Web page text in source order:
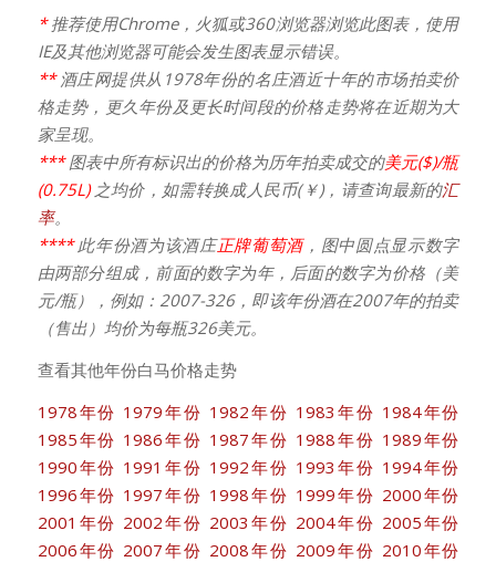
*推荐使用Chrome，火狐或360浏览器浏览此图表，使用
IE及其他浏览器可能会发生图表显示错误。
** 酒庄网提供从1978年份的名庄酒近十年的市场拍卖价
格走势，更久年份及更长时间段的价格走势将在近期为大
家呈现。
***图表中所有标识出的价格为历年拍卖成交的美元($)/瓶
(0.75L)之均价，如需转换成人民币(￥)，请查询最新的汇
率。
****此年份酒为该酒庄正牌葡萄酒，图中圆点显示数字
由两部分组成，前面的数字为年，后面的数字为价格（美
元/瓶），例如：2007-326，即该年份酒在2007年的拍卖
（售出）均价为每瓶326美元。
查看其他年份白马价格走势
1978年份 1979年份 1982年份 1983年份 1984年份
1985年份 1986年份 1987年份 1988年份 1989年份
1990年份 1991年份 1992年份 1993年份 1994年份
1996年份 1997年份 1998年份 1999年份 2000年份
2001年份 2002年份 2003年份 2004年份 2005年份
2006年份 2007年份 2008年份 2009年份 2010年份